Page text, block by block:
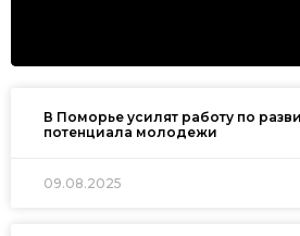
В Поморье усилят работу по
потенциала молодежи
09.08.2025